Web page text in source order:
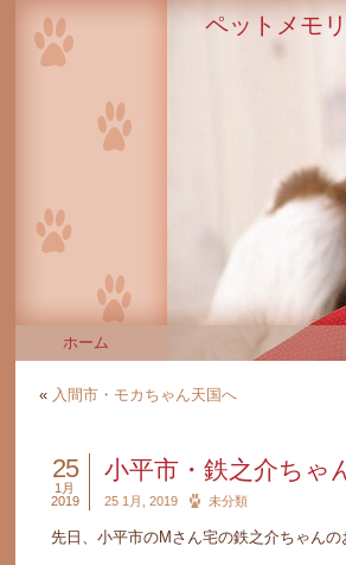
ペットメモ
ホーム
« 入間市・モカちゃん天国へ
小平市・鉄之介ちゃ
25
1月
2019
25 1月, 2019 未分類
先日、小平市のМさん宅の鉄之介ちゃん